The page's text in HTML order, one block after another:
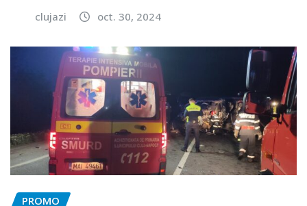
clujazi oct. 30, 2024
PROMO